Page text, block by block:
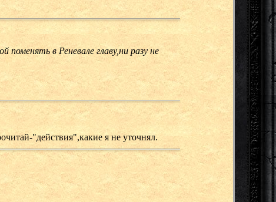
в Реневале главу,ни разу не
"действия",какие я не уточнял.